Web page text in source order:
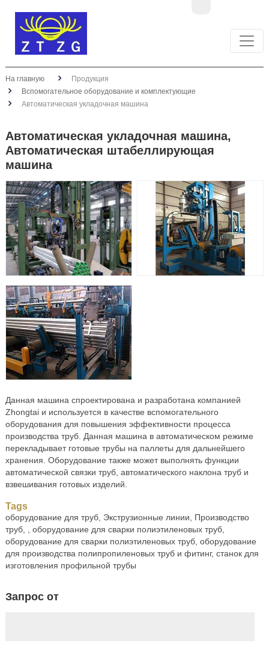
На главную
Продукция
Вспомогательное оборудование и комплектующие
Автоматическая укладочная машина
Автоматическая укладочная машина,
Автоматическая штабеллирующая
машина
Данная машина спроектирована и разработана компанией
Zhongtai и используется в качестве вспомогательного
оборудования для повышения эффективности процесса
производства труб. Данная машина в автоматическом режиме
перекладывает готовые трубы на паллеты для дальнейшего
хранения. Оборудование также может выполнять функции
автоматической связки труб, автоматического наклона труб и
взвешивания готовых изделий.
Tags
оборудование для труб, Экструзионные линии, Производство
труб, , оборудование для сварки полиэтиленовых труб,
оборудование для сварки полиэтиленовых труб, оборудование
для производства полипропиленовых труб и фитинг, станок для
изготовления профильной трубы
Запрос от